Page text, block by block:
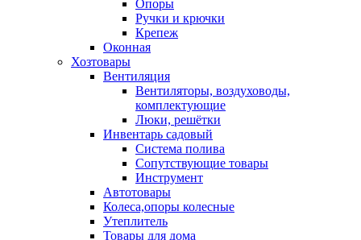
Опоры
Ручки и крючки
Крепеж
Оконная
Хозтовары
Вентиляция
Вентиляторы, воздуховоды,
комплектующие
Люки, решётки
Инвентарь садовый
Система полива
Сопутствующие товары
Инструмент
Автотовары
Колеса,опоры колесные
Утеплитель
Товары для дома